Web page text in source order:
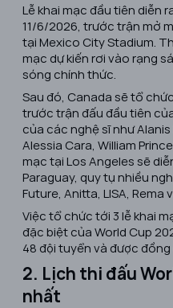
Lễ khai mạc đầu tiên diễn
11/6/2026, trước trận mở
tại Mexico City Stadium.
mạc dự kiến rơi vào rạng
sóng chính thức.
Sau đó, Canada sẽ tổ
trước trận đấu đầu tiên
của các nghệ sĩ như
Alessia Cara, William
mạc tại Los Angeles sẽ
Paraguay, quy tụ nhiều
Future, Anitta, LISA, Rema
Việc tổ chức tới 3 lễ khai
đặc biệt của World Cup
48 đội tuyển và được đồng
2. Lịch thi đấu
nhất